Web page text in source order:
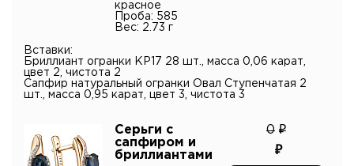
красное
Проба: 585
Вес: 2.73 г
Вставки:
Бриллиант огранки КР17 28 шт., масса 0,06 карат,
цвет 2, чистота 2
Сапфир натуральный огранки Овал Ступенчатая 2
шт., масса 0,95 карат, цвет 3, чистота 3
Серьги с
сапфиром и
бриллиантами
0
Я подтверждаю согласие с
конфиденциальности
персональных данных.*